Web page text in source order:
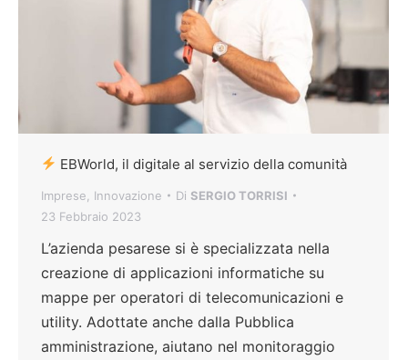
EBWorld, il digitale al servizio della comunità
Imprese Innovazione Di SERGIO TORRISI
23 Febbraio 2023
L’azienda pesarese si è specializzata nella
creazione di applicazioni informatiche su
mappe per operatori di telecomunicazioni e
utility. Adottate anche dalla Pubblica
amministrazione, aiutano nel monitoraggio